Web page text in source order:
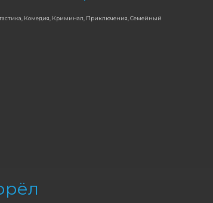
Комедия, Криминал, Приключения, Семейный